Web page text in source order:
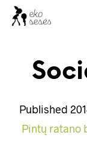
Published
Pintų ratano